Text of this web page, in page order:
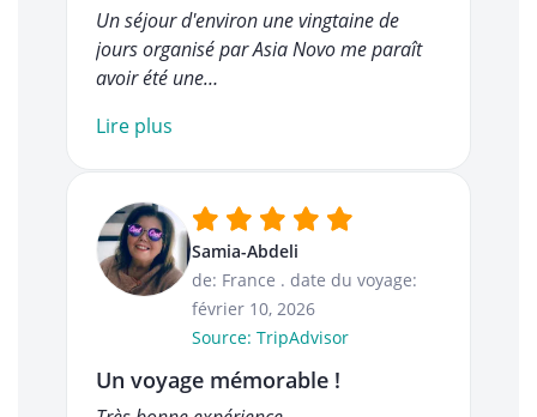
Un séjour d'environ une vingtaine de
jours organisé par Asia Novo me paraît
avoir été une…
Lire plus
Samia-Abdeli
de: France . date du voyage:
février 10, 2026
Source: TripAdvisor
Un voyage mémorable !